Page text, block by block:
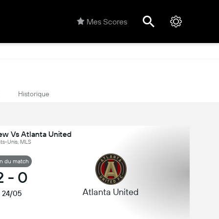
Mes Scores
Historique
Vs Atlanta United
Unis, MLS
du match
- 0
24/05 Atlanta United